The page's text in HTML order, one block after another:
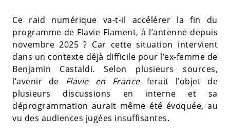
Ce raid numérique va-t-il accélérer la fin du
programme de Flavie Flament, à l’antenne depuis
novembre 2025 ? Car cette situation intervient
dans un contexte déjà difficile pour l’ex-femme de
Benjamin Castaldi. Selon plusieurs sources,
l’avenir de Flavie en Franceferait l’objet de
plusieurs discussions en interne et sa
déprogrammation aurait même été évoquée, au
vu des audiences jugées insuffisantes.